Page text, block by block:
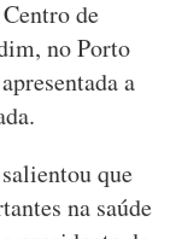
de
no Porto
a
que
na saúde